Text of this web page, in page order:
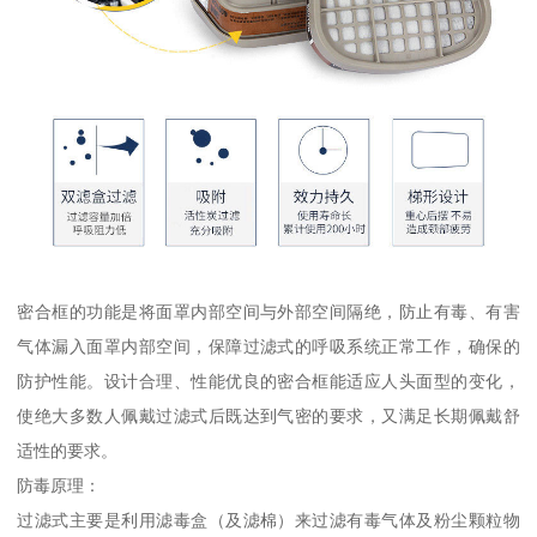
密合框的功能是将面罩内部空间与外部空间隔绝，防止有毒、有害
气体漏入面罩内部空间，保障过滤式的呼吸系统正常工作，确保的
防护性能。设计合理、性能优良的密合框能适应人头面型的变化，
使绝大多数人佩戴过滤式后既达到气密的要求，又满足长期佩戴舒
适性的要求。
防毒原理：
过滤式主要是利用滤毒盒（及滤棉）来过滤有毒气体及粉尘颗粒物